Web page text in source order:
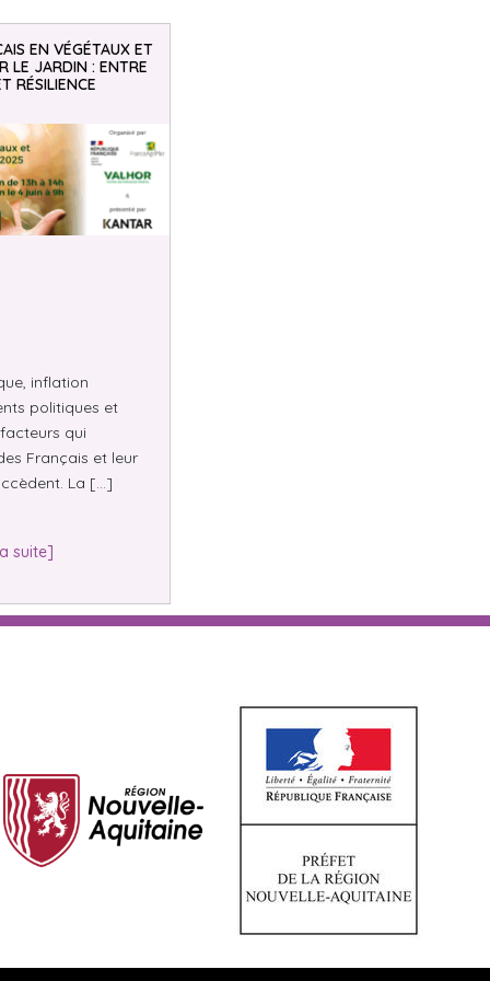
EN VÉGÉTAUX ET
LE JARDIN : ENTRE
RÉSILIENCE
inflation
politiques et
qui
Français et leur
La […]
suite]